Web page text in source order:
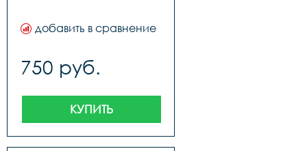
добавить в сравнение
750 руб.
КУПИТЬ